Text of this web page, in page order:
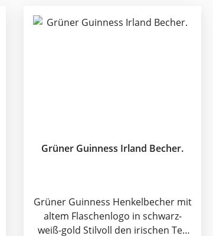
Grüner Guinness Irland Becher.
Grüner Guinness Henkelbecher mit
altem Flaschenlogo in schwarz-
weiß-gold Stilvoll den irischen Tee